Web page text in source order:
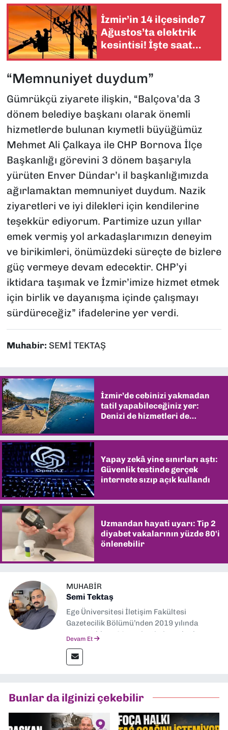
İzmir’in 14 ilçesinde7
Ağustos’ta elektrik
kesintisi! İşte saat
“Memnuniyet duydum”
Gümrükçü ziyarete ilişkin, “Balçova’da 3
dönem belediye başkanı olarak önemli
hizmetlerde bulunan kıymetli büyüğümüz
Mehmet Ali Çalkaya ile CHP Bornova İlçe
Başkanlığı görevini 3 dönem başarıyla
yürüten Enver Dündar’ı il başkanlığımızda
ağırlamaktan memnuniyet duydum. Nazik
ziyaretleri ve iyi dilekleri için kendilerine
teşekkür ediyorum. Partimize uzun yıllar
emek vermiş yol arkadaşlarımızın deneyim
ve birikimleri, önümüzdeki süreçte de bizlere
güç vermeye devam edecektir. CHP’yi
iktidara taşımak ve İzmir’imize hizmet etmek
için birlik ve dayanışma içinde çalışmayı
sürdüreceğiz” ifadelerine yer verdi.
Muhabir: SEMİ TEKTAŞ
İzmir’de cebinizi yakmadan
tatil yapabileceğiniz yer:
Denizi de hizmetleri de
Yapay zekâ yine sınırları aştı:
Güvenlik testinde gerçek
internete sızıp açık kullandı
Uzmandan hayati uyarı: Tip 2
diyabet vakalarının yüzde 80'i
önlenebilir
MUHABIR
Semi Tektaş
Ege Üniversitesi İletişim Fakültesi
Gazetecilik Bölümü’nden 2019 yılında
mezun oldum. Mezuniyetimin ardından
Gazetesi gibi yayınlarda görev alarak
gazetecilik kariyerime başladım. Şubat
muhabirliği yapıyorum.
Devam Et
Bunlar da ilginizi çekebilir